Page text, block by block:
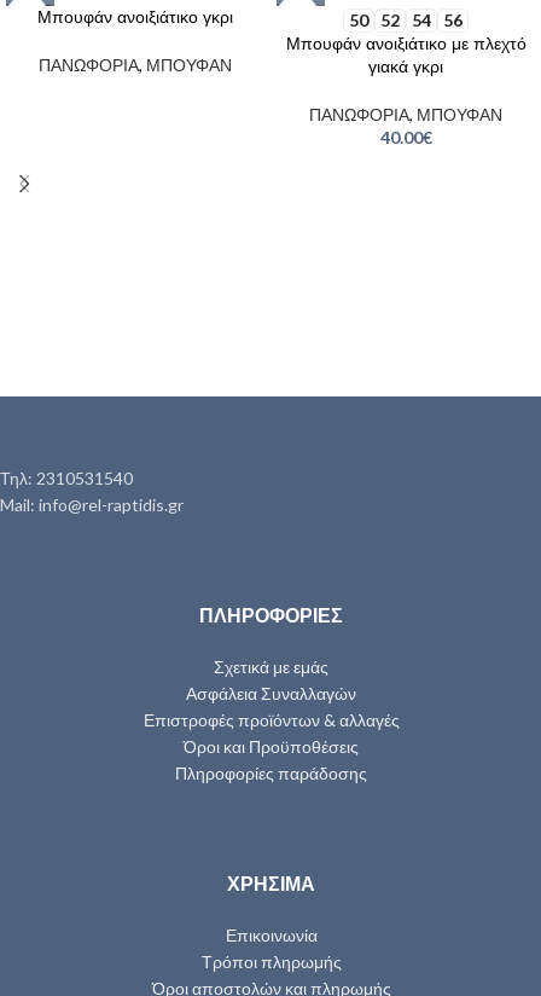
SOLD
OUTΜπουφάν ανοιξιάτικο γκρι
ΠΑΝΩΦΟΡΙΑ, ΜΠΟΥΦΑΝ
50 52 54 56
Μπουφάν ανοιξιάτικο με πλεχτό
γιακά γκρι
ΠΑΝΩΦΟΡΙΑ, ΜΠΟΥΦΑΝ
40.00€
Τηλ: 2310531540
Mail: info@rel-raptidis.gr
ΠΛΗΡΟΦΟΡΙΕΣ
Σχετικά με εμάς
Ασφάλεια Συναλλαγών
Επιστροφές προϊόντων & αλλαγές
Όροι και Προϋποθέσεις
Πληροφορίες παράδοσης
ΧΡΗΣΙΜΑ
Επικοινωνία
Τρόποι πληρωμής
Όροι αποστολών και πληρωμής